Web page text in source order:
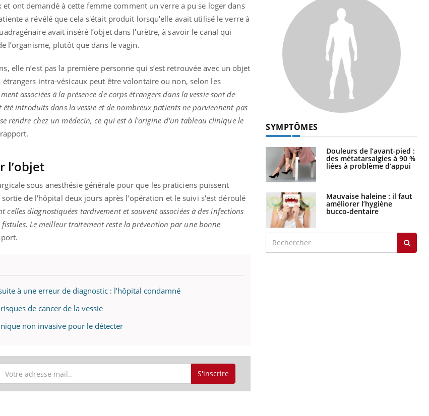
et ont demandé à cette femme comment un verre a pu se loger dans
a révélé que cela s'était produit lorsqu'elle avait utilisé le verre à
avait inséré l’objet dans l'urètre, à savoir le canal qui
l’organisme, plutôt que dans le vagin.
elle n’est pas la première personne qui s’est retrouvée avec un objet
étrangers intra-vésicaux peut être volontaire ou non, selon les
associées à la présence de corps étrangers dans la vessie sont de
introduits dans la vessie et de nombreux patients ne parviennent pas
rendre chez un médecin, ce qui est à l'origine d'un tableau clinique le
l’objet
sous anesthésie générale pour que les praticiens puissent
de l'hôpital deux jours après l’opération et le suivi s'est déroulé
celles diagnostiquées tardivement et souvent associées à des infections
Le meilleur traitement reste la prévention par une bonne
à une erreur de diagnostic : l’hôpital condamné
de cancer de la vessie
non invasive pour le détecter
S'inscrire
SYMPTÔMES
Douleurs de l’avant-pied :
des métatarsalgies à 90 %
liées à problème d’appui
Mauvaise haleine : il faut
améliorer l’hygiène
bucco-dentaire